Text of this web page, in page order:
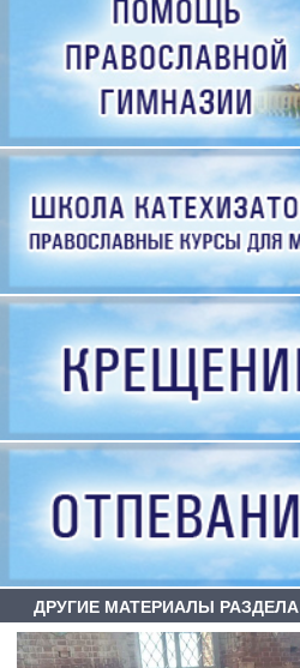
ДРУГИЕ МАТЕРИАЛЫ РАЗДЕЛА